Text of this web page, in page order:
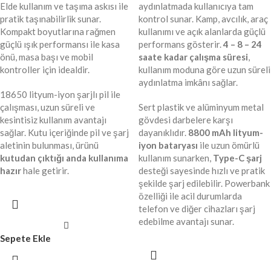
Elde kullanım ve taşıma askısı ile
pratik taşınabilirlik sunar.
Kompakt boyutlarına rağmen
güçlü ışık performansı ile kasa
önü, masa başı ve mobil
kontroller için idealdir.
18650 lityum-iyon şarjlı pil ile
çalışması, uzun süreli ve
kesintisiz kullanım avantajı
sağlar. Kutu içeriğinde pil ve şarj
aletinin bulunması, ürünü
kutudan çıktığı anda kullanıma
hazırhale getirir.
Sepete Ekle
aydınlatmada kullanıcıya tam
kontrol sunar. Kamp, avcılık, araç
kullanımı ve açık alanlarda güçlü
performans gösterir.4 – 8 – 24
saate kadar çalışma süresi,
kullanım moduna göre uzun süreli
aydınlatma imkânı sağlar.
Sert plastik ve alüminyum metal
gövdesi darbelere karşı
dayanıklıdır. 8800 mAh lityum-
iyon bataryası ile uzun ömürlü
kullanım sunarken, Type-C şarj
desteği sayesinde hızlı ve pratik
şekilde şarj edilebilir. Powerbank
özelliği ile acil durumlarda
telefon ve diğer cihazları şarj
edebilme avantajı sunar.